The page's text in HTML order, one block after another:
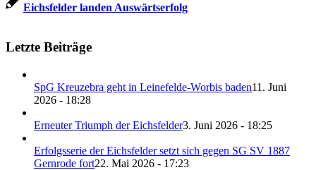
Eichsfelder landen Auswärtserfolg
Letzte Beiträge
SpG Kreuzebra geht in Leinefelde-Worbis baden11. Juni
2026 - 18:28
Erneuter Triumph der Eichsfelder3. Juni 2026 - 18:25
Erfolgsserie der Eichsfelder setzt sich gegen SG SV 1887
Gernrode fort22. Mai 2026 - 17:23